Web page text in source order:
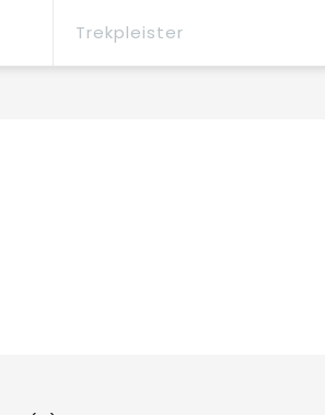
Trekpleister